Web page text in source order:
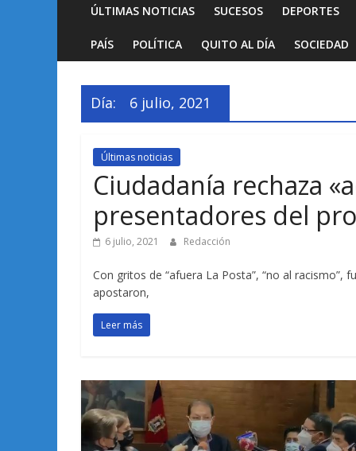
ÚLTIMAS NOTICIAS SUCESOS DEPORTES
PAÍS POLÍTICA QUITO AL DÍA SOCIEDAD
Día: 6 julio, 2021
Últimas noticias
Ciudadanía rechaza
presentadores del
6 julio, 2021 Redacción
Con gritos de “afuera La Posta”, “no al racismo”,
apostaron,
Leer más